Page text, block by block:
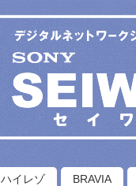
ハイレゾ BRAVIA